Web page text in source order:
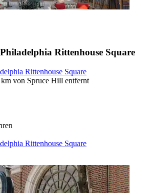
Rittenhouse Square
Rittenhouse Square
von Spruce Hill entfernt
Rittenhouse Square